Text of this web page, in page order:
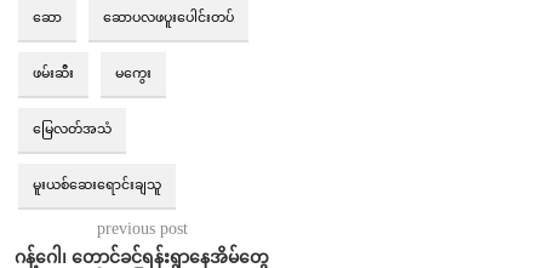
ဆော ဆောပလဖပူးပေါင်းတပ်
ဖမ်းဆီး မကွေး
မြေလတ်အသံ
မူးယစ်ဆေးရောင်းချသူ
previous post
ဂန့်ဂေါ၊ တောင်ခင်ရန်းရွာနေအိမ်တွေ